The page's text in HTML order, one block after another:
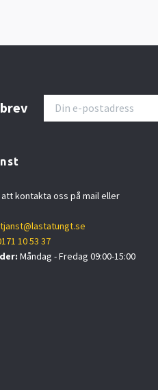
kontakta oss på mail eller
10 53 37
Måndag - Fredag 09:00-15:00